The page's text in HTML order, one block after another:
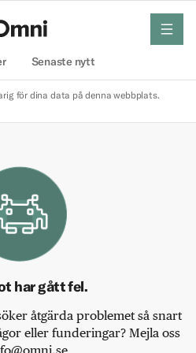
Senaste nytt
meny
för dina data på denna webbplats.
har gått fel.
åtgärda problemet så snart
eller funderingar? Mejla oss